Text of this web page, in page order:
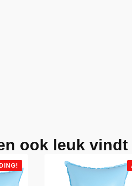
ook leuk vindt